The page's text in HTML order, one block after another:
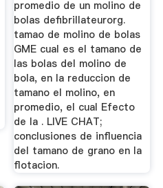
promedio de un molino de
bolas defibrillateurorg.
tamao de molino de bolas
GME cual es el tamano de
las bolas del molino de
bola, en la reduccion de
tamano el molino, en
promedio, el cual Efecto
de la . LIVE CHAT;
conclusiones de influencia
del tamano de grano en la
flotacion.